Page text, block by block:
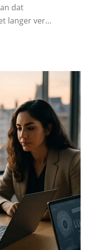
dat
langer ver…